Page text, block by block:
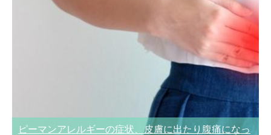
ピーマンアレルギーの症状、皮膚に出たり腹痛になっ